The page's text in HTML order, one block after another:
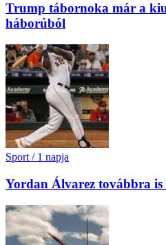
Trump tábornoka már a
háborúból
Sport / 1 napja
Yordan Álvarez továbbra